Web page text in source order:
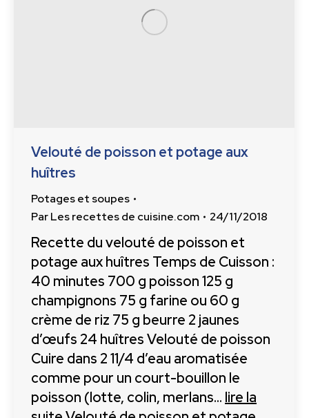
Velouté de poisson et potage aux
huîtres
Potages et soupes
ParLes recettes de cuisine.com 24/11/2018
Recette du velouté de poisson et
potage aux huîtres Temps de Cuisson :
40 minutes 700 g poisson 125 g
champignons 75 g farine ou 60 g
crème de riz 75 g beurre 2 jaunes
d’œufs 24 huîtres Velouté de poisson
Cuire dans 2 11/4 d’eau aromatisée
comme pour un court-bouillon le
poisson (lotte, colin, merlans… lire la